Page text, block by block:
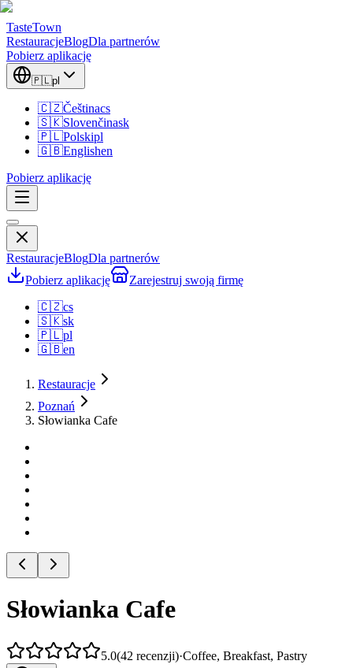
TasteTown
RestauracjeBlogDla partnerów
Pobierz aplikację
🇵🇱pl
🇨🇿Češtinacs
🇸🇰Slovenčinask
🇵🇱Polskipl
🇬🇧Englishen
Pobierz aplikację
RestauracjeBlogDla partnerów
Pobierz aplikację
Zarejestruj swoją firmę
🇨🇿cs
🇸🇰sk
🇵🇱pl
🇬🇧en
Restauracje
Poznań
Słowianka Cafe
Słowianka Cafe
5.0(42 recenzji)·Coffee, Breakfast, Pastry